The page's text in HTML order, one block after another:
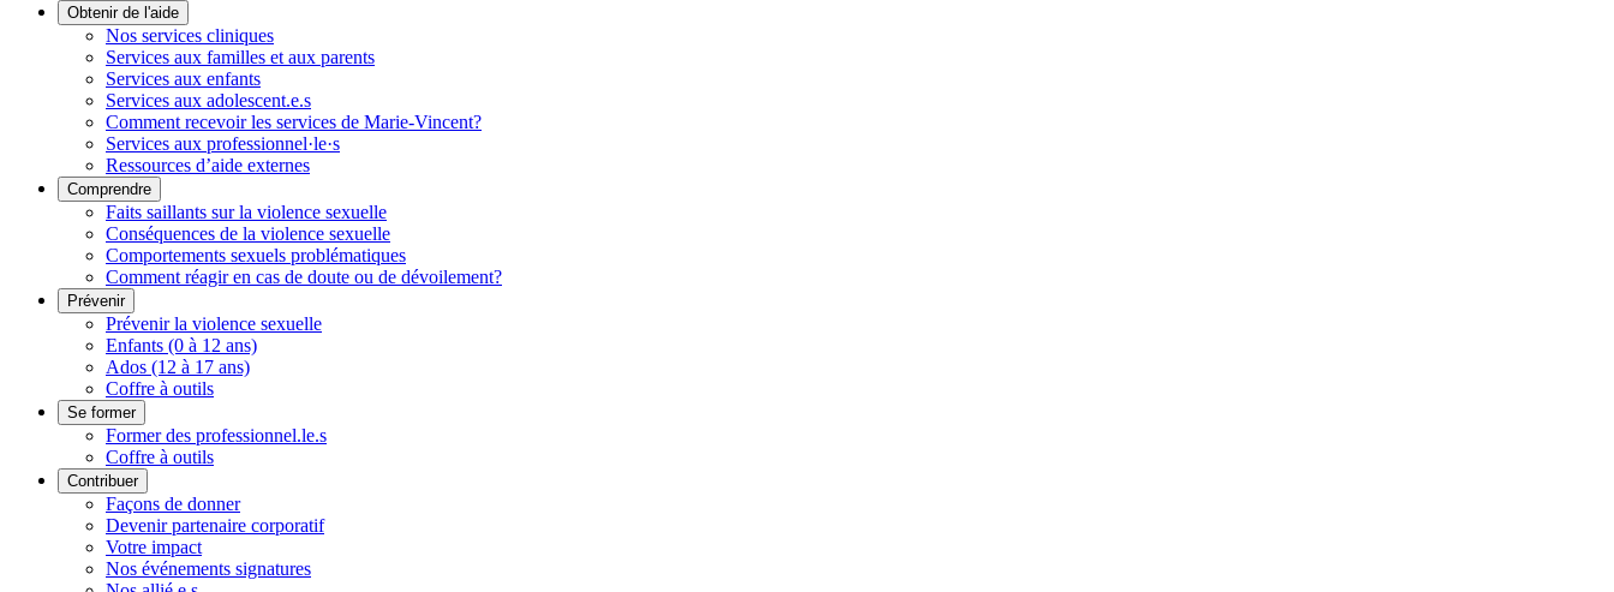
Obtenir de l'aide
Nos services cliniques
Services aux familles et aux parents
Services aux enfants
Services aux adolescent.e.s
Comment recevoir les services de Marie-Vincent?
Services aux professionnel·le·s
Ressources d’aide externes
Comprendre
Faits saillants sur la violence sexuelle
Conséquences de la violence sexuelle
Comportements sexuels problématiques
Comment réagir en cas de doute ou de dévoilement?
Prévenir
Prévenir la violence sexuelle
Enfants (0 à 12 ans)
Ados (12 à 17 ans)
Coffre à outils
Se former
Former des professionnel.le.s
Coffre à outils
Contribuer
Façons de donner
Devenir partenaire corporatif
Votre impact
Nos événements signatures